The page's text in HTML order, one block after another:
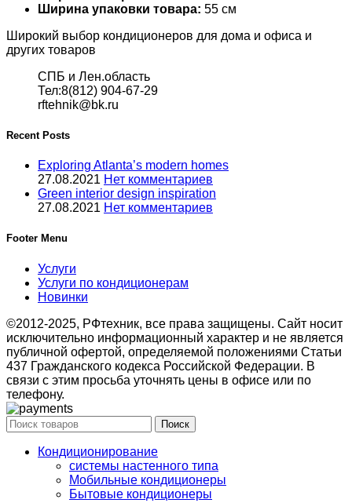
Ширина упаковки товара: 55 см
Широкий выбор кондиционеров для дома и офиса и
других товаров
СПБ и Лен.область
Тел:8(812) 904-67-29
rftehnik@bk.ru
Recent Posts
Exploring Atlanta’s modern homes
27.08.2021 Нет комментариев
Green interior design inspiration
27.08.2021 Нет комментариев
Footer Menu
Услуги
Услуги по кондиционерам
Новинки
©2012-2025, РФтехник, все права защищены. Сайт носит
исключительно информационный характер и не является
публичной офертой, определяемой положениями Статьи
437 Гражданского кодекса Российской Федерации. В
связи с этим просьба уточнять цены в офисе или по
телефону.
Поиск
Кондиционирование
системы настенного типа
Мобильные кондиционеры
Бытовые кондиционеры